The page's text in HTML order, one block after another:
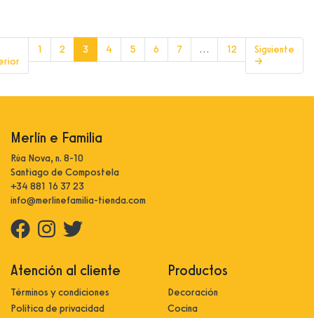
1 2 3(current)
4 5 6 7 … 12
Siguiente
→
Merlín e Familia
Rúa Nova, n. 8-10
Santiago de Compostela
+34 881 16 37 23
info@merlinefamilia-tienda.com
Atención al cliente
Términos y condiciones
Política de privacidad
Productos
Decoración
Cocina